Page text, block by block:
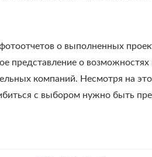
о выполненных
представление о возможностях
компаний. Несмотря на
с выбором нужно быть